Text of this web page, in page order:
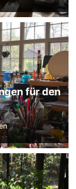
für den